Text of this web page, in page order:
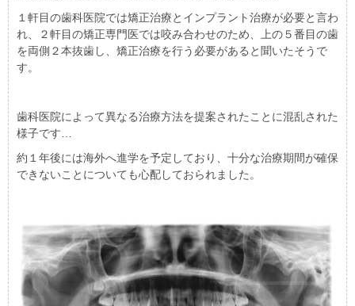
１軒目の歯科医院では矯正治療とインプラント治療が必要と言わ
れ、２軒目の矯正専門医では咬み合わせのため、上の５番目の歯
を両側２本抜歯し、矯正治療を行う必要があると聞いたそうで
す。
歯科医院によって異なる治療方法を提案されたことに混乱された
様子です…
約１年後には海外へ進学を予定しており、十分な治療期間が確保
できないことについても心配しておられました。